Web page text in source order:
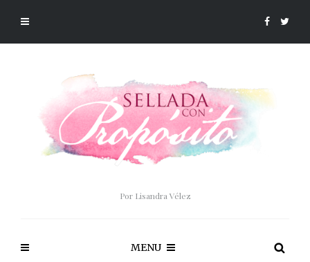
Por Lisandra Vélez
MENU